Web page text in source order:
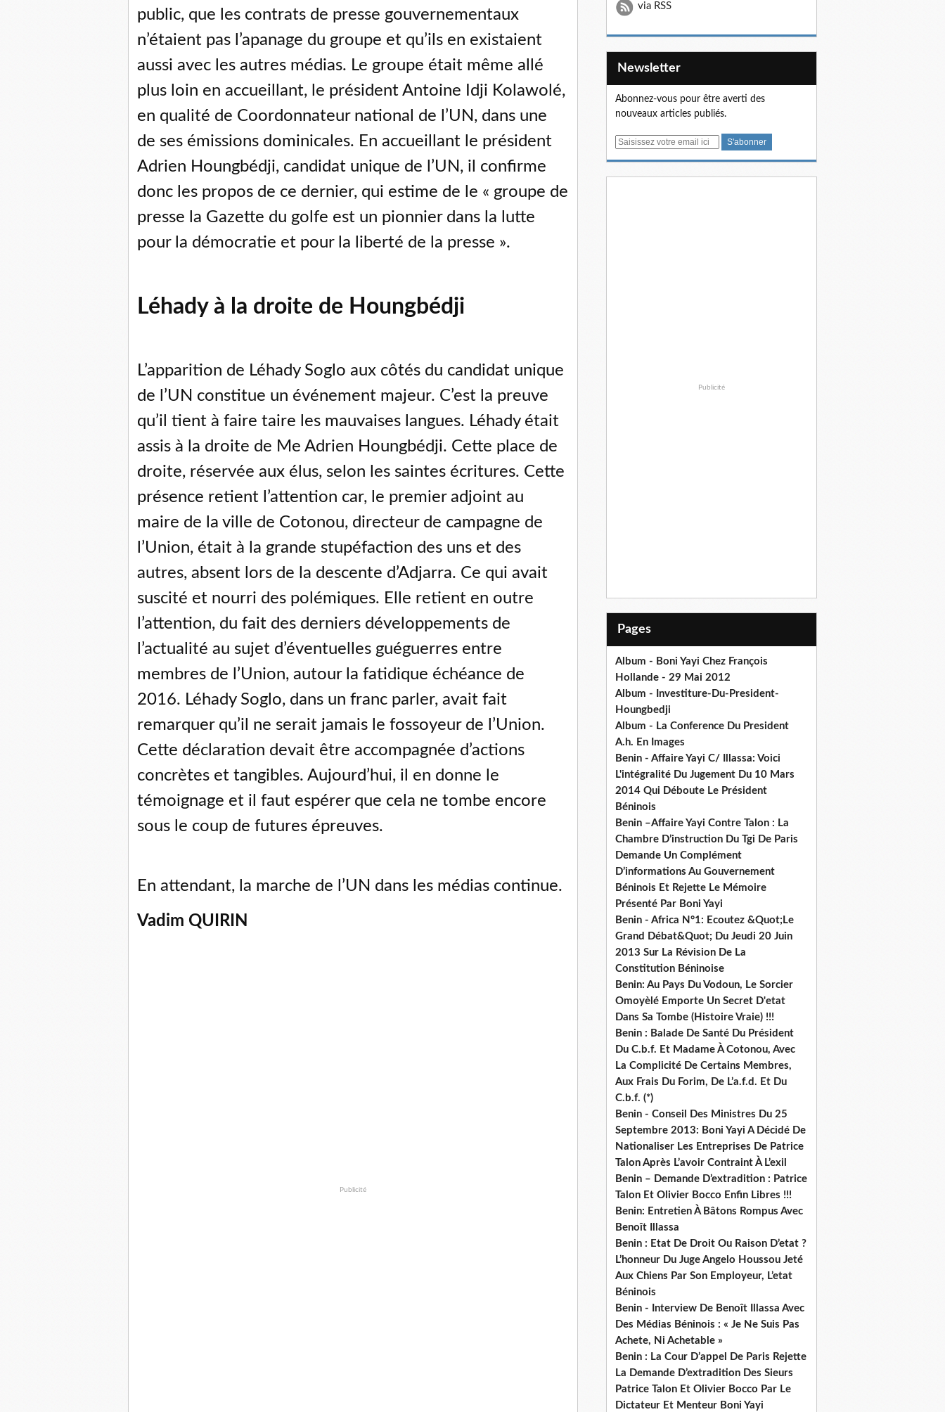
public, que les contrats de presse gouvernementaux
n’étaient pas l’apanage du groupe et qu’ils en existaient
aussi avec les autres médias. Le groupe était même allé
plus loin en accueillant, le président Antoine Idji Kolawolé,
en qualité de Coordonnateur national de l’UN, dans une
de ses émissions dominicales. En accueillant le président
Adrien Houngbédji, candidat unique de l’UN, il confirme
donc les propos de ce dernier, qui estime de le « groupe de
presse la Gazette du golfe est un pionnier dans la lutte
pour la démocratie et pour la liberté de la presse ».
Léhady à la droite de Houngbédji
L’apparition de Léhady Soglo aux côtés du candidat unique
de l’UN constitue un événement majeur. C’est la preuve
qu’il tient à faire taire les mauvaises langues. Léhady était
assis à la droite de Me Adrien Houngbédji. Cette place de
droite, réservée aux élus, selon les saintes écritures. Cette
présence retient l’attention car, le premier adjoint au
maire de la ville de Cotonou, directeur de campagne de
l’Union, était à la grande stupéfaction des uns et des
autres, absent lors de la descente d’Adjarra. Ce qui avait
suscité et nourri des polémiques. Elle retient en outre
l’attention, du fait des derniers développements de
l’actualité au sujet d’éventuelles guéguerres entre
membres de l’Union, autour la fatidique échéance de
2016. Léhady Soglo, dans un franc parler, avait fait
remarquer qu’il ne serait jamais le fossoyeur de l’Union.
Cette déclaration devait être accompagnée d’actions
concrètes et tangibles. Aujourd’hui, il en donne le
témoignage et il faut espérer que cela ne tombe encore
sous le coup de futures épreuves.
En attendant, la marche de l’UN dans les médias continue.
Vadim QUIRIN
Publicité
via RSS
Newsletter
Abonnez-vous pour être averti des
nouveaux articles publiés.
E
Publicité
Pages
Album - Boni Yayi Chez François
Hollande - 29 Mai 2012
Album - Investiture-Du-President-
Houngbedji
Album - La Conference Du President
A.h. En Images
Benin - Affaire Yayi C/ Illassa: Voici
L'intégralité Du Jugement Du 10 Mars
2014 Qui Déboute Le Président
Béninois
Benin –Affaire Yayi Contre Talon : La
Chambre D’instruction Du Tgi De Paris
Demande Un Complément
D’informations Au Gouvernement
Béninois Et Rejette Le Mémoire
Présenté Par Boni Yayi
Benin - Africa N°1: Ecoutez &Quot;Le
Grand Débat&Quot; Du Jeudi 20 Juin
2013 Sur La Révision De La
Constitution Béninoise
Benin: Au Pays Du Vodoun, Le Sorcier
Omoyèlé Emporte Un Secret D'etat
Dans Sa Tombe (Histoire Vraie) !!!
Benin : Balade De Santé Du Président
Du C.b.f. Et Madame À Cotonou, Avec
La Complicité De Certains Membres,
Aux Frais Du Forim, De L’a.f.d. Et Du
C.b.f. (*)
Benin - Conseil Des Ministres Du 25
Septembre 2013: Boni Yayi A Décidé De
Nationaliser Les Entreprises De Patrice
Talon Après L’avoir Contraint À L’exil
Benin – Demande D’extradition : Patrice
Talon Et Olivier Bocco Enfin Libres !!!
Benin: Entretien À Bâtons Rompus Avec
Benoît Illassa
Benin : Etat De Droit Ou Raison D’etat ?
L’honneur Du Juge Angelo Houssou Jeté
Aux Chiens Par Son Employeur, L’etat
Béninois
Benin - Interview De Benoît Illassa Avec
Des Médias Béninois : « Je Ne Suis Pas
Achete, Ni Achetable »
Benin : La Cour D’appel De Paris Rejette
La Demande D’extradition Des Sieurs
Patrice Talon Et Olivier Bocco Par Le
Dictateur Et Menteur Boni Yayi